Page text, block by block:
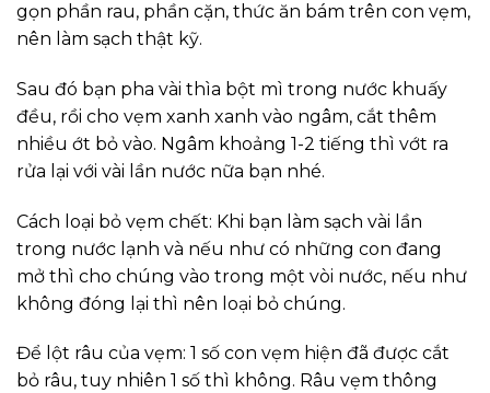
gọn phần rau, phần cặn, thức ăn bám trên con vẹm,
nên làm sạch thật kỹ.
Sau đó bạn pha vài thìa bột mì trong nước khuấy
đều, rồi cho vẹm xanh xanh vào ngâm, cắt thêm
nhiều ớt bỏ vào. Ngâm khoảng 1-2 tiếng thì vớt ra
rửa lại với vài lần nước nữa bạn nhé.
Cách loại bỏ vẹm chết: Khi bạn làm sạch vài lần
trong nước lạnh và nếu như có những con đang
mở thì cho chúng vào trong một vòi nước, nếu như
không đóng lại thì nên loại bỏ chúng.
Để lột râu của vẹm: 1 số con vẹm hiện đã được cắt
bỏ râu, tuy nhiên 1 số thì không. Râu vẹm thông